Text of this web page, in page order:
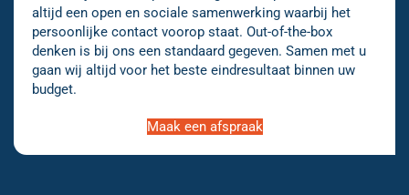
altijd een open en sociale samenwerking waarbij het
persoonlijke contact voorop staat. Out-of-the-box
denken is bij ons een standaard gegeven. Samen met u
gaan wij altijd voor het beste eindresultaat binnen uw
budget.
Maak een afspraak